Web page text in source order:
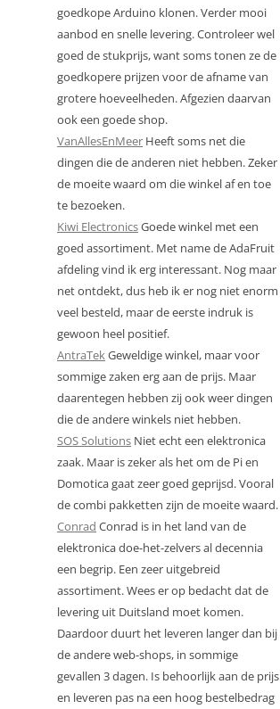
goedkope Arduino klonen. Verder mooi
aanbod en snelle levering. Controleer wel
goed de stukprijs, want soms tonen ze de
goedkopere prijzen voor de afname van
grotere hoeveelheden. Afgezien daarvan
ook een goede shop.
VanAllesEnMeer Heeft soms net die
dingen die de anderen niet hebben. Zeker
de moeite waard om die winkel af en toe
te bezoeken.
Kiwi ElectronicsGoede winkel met een
goed assortiment. Met name de AdaFruit
afdeling vind ik erg interessant. Nog maar
net ontdekt, dus heb ik er nog niet enorm
veel besteld, maar de eerste indruk is
gewoon heel positief.
AntraTekGeweldige winkel, maar voor
sommige zaken erg aan de prijs. Maar
daarentegen hebben zij ook weer dingen
die de andere winkels niet hebben.
SOS Solutions Niet echt een elektronica
zaak. Maar is zeker als het om de Pi en
Domotica gaat zeer goed geprijsd. Vooral
de combi pakketten zijn de moeite waard.
Conrad Conrad is in het land van de
elektronica doe-het-zelvers al decennia
een begrip. Een zeer uitgebreid
assortiment. Wees er op bedacht dat de
levering uit Duitsland moet komen.
Daardoor duurt het leveren langer dan bij
de andere web-shops, in sommige
gevallen 3 dagen. Is behoorlijk aan de prijs
en leveren pas na een hoog bestelbedrag